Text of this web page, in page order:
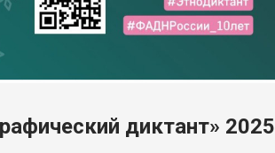
диктант» 2025